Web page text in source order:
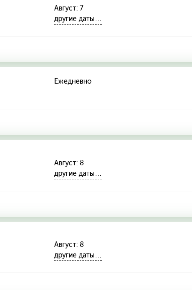
Август: 7
другие даты…
Ежедневно
Август: 8
другие даты…
Август: 8
другие даты…